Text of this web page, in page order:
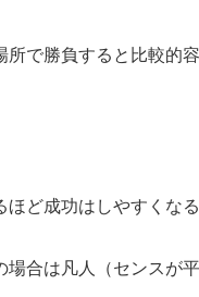
所で勝負すると比較的
ど成功はしやすくなる
場合は凡人（センスが